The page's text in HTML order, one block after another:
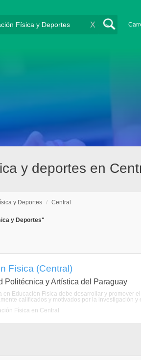
X
y deportes en
y Deportes / Central
y Deportes"
Física (Central)
Politécnica y Artística del Paraguay
en Educación Física debe desarrollar y promover
calificados y motivados por la investigación
Física en Central